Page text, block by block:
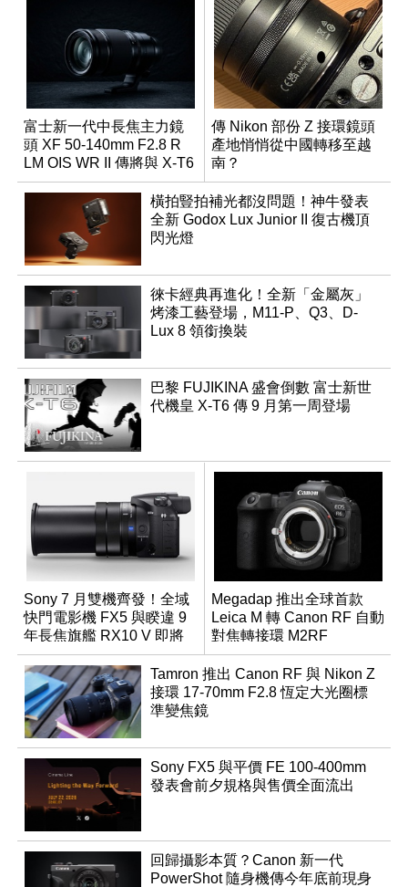
富士新一代中長焦主力鏡
頭 XF 50-140mm F2.8 R
LM OIS WR II 傳將與 X-T6
同步亮相
傳 Nikon 部份 Z 接環鏡頭
產地悄悄從中國轉移至越
南？
橫拍豎拍補光都沒問題！神牛發表
全新 Godox Lux Junior II 復古機頂
閃光燈
徠卡經典再進化！全新「金屬灰」
烤漆工藝登場，M11-P、Q3、D-
Lux 8 領銜換裝
巴黎 FUJIKINA 盛會倒數 富士新世
代機皇 X-T6 傳 9 月第一周登場
Sony 7 月雙機齊發！全域
快門電影機 FX5 與睽違 9
年長焦旗艦 RX10 V 即將
登場
Megadap 推出全球首款
Leica M 轉 Canon RF 自動
對焦轉接環 M2RF
Tamron 推出 Canon RF 與 Nikon Z
接環 17-70mm F2.8 恆定大光圈標
準變焦鏡
Sony FX5 與平價 FE 100-400mm
發表會前夕規格與售價全面流出
回歸攝影本質？Canon 新一代
PowerShot 隨身機傳今年底前現身